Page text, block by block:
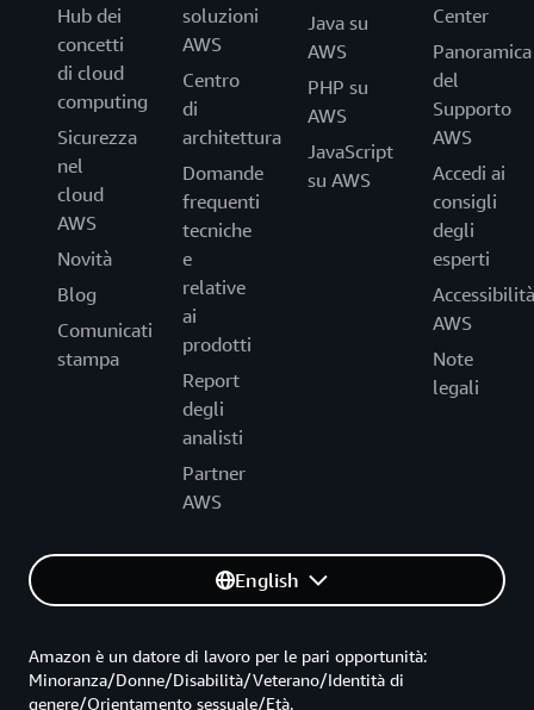
Hub dei
concetti
di cloud
computing
Sicurezza
nel
cloud
AWS
Novità
Blog
Comunicati
stampa
soluzioni
AWS
Centro
di
architettura
Domande
frequenti
tecniche
e
relative
ai
prodotti
Report
degli
analisti
Partner
AWS
Java su
AWS
PHP su
AWS
JavaScript
su AWS
Center
Panoramica
del
Supporto
AWS
Accedi ai
consigli
degli
esperti
Accessibilità
AWS
Note
legali
English
Amazon è un datore di lavoro per le pari opportunità:
Minoranza/Donne/Disabilità/Veterano/Identità di
genere/Orientamento sessuale/Età.